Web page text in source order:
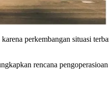
perkembangan situasi
rencana